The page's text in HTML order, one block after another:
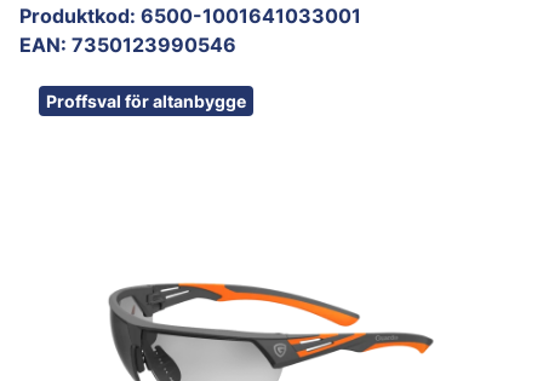
Produktkod: 6500-1001641033001
EAN: 7350123990546
Proffsval för altanbygge
Hoppa över bilder